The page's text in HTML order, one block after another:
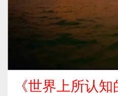
《世界上所认